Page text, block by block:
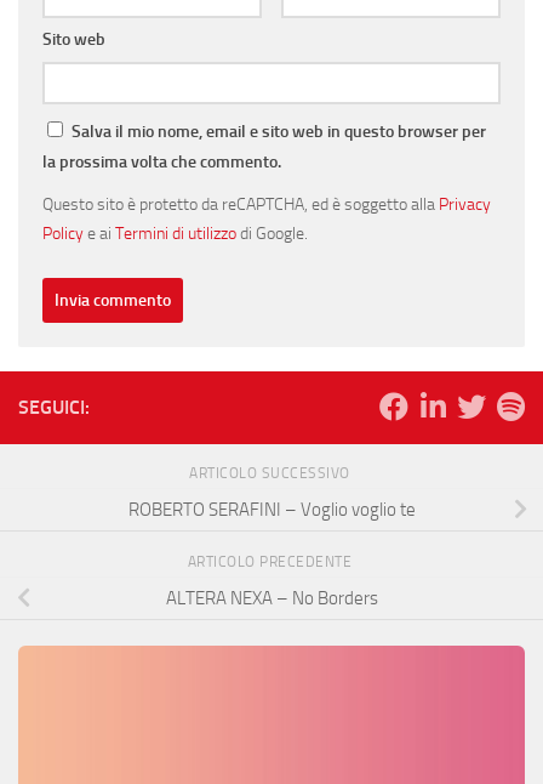
Sito web
Salva il mio nome, email e sito web in questo browser per
la prossima volta che commento.
Questo sito è protetto da reCAPTCHA, ed è soggetto alla Privacy
Policye ai Termini di utilizzodi Google.
SEGUICI:
ARTICOLO SUCCESSIVO
ROBERTO SERAFINI – Voglio voglio te
ARTICOLO PRECEDENTE
ALTERA NEXA – No Borders